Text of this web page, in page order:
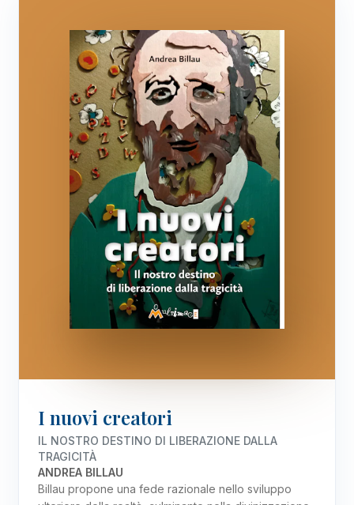
I nuovi creatori
IL NOSTRO DESTINO DI LIBERAZIONE DALLA
TRAGICITÀ
ANDREA BILLAU
Billau propone una fede razionale nello sviluppo